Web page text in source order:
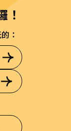
！
：